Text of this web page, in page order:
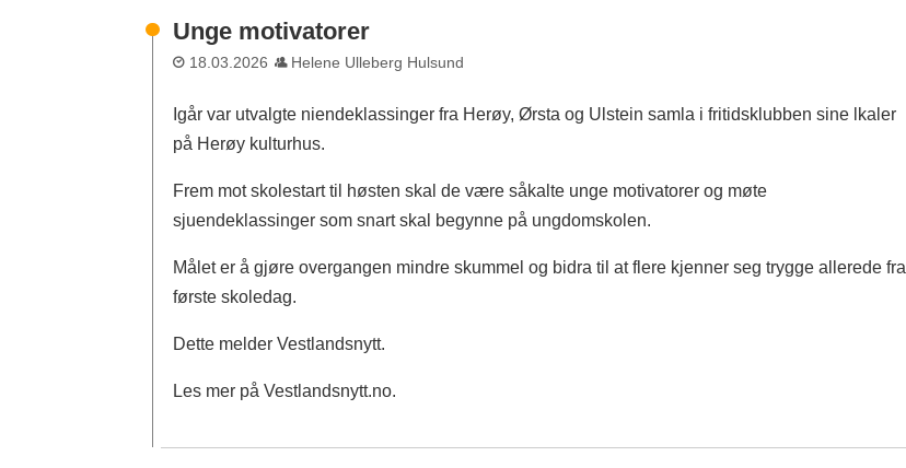
Unge motivatorer
18.03.2026 Helene Ulleberg Hulsund
Igår var utvalgte niendeklassinger fra Herøy, Ørsta og Ulstein samla i fritidsklubben sine lkaler
på Herøy kulturhus.
Frem mot skolestart til høsten skal de være såkalte unge motivatorer og møte
sjuendeklassinger som snart skal begynne på ungdomskolen.
Målet er å gjøre overgangen mindre skummel og bidra til at flere kjenner seg trygge allerede fra
første skoledag.
Dette melder Vestlandsnytt.
Les mer på Vestlandsnytt.no.